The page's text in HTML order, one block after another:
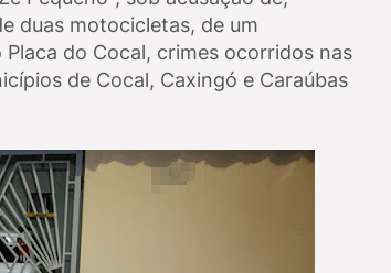
duas motocicletas, de um
do Cocal, crimes ocorridos nas
de Cocal, Caxingó e Caraúbas